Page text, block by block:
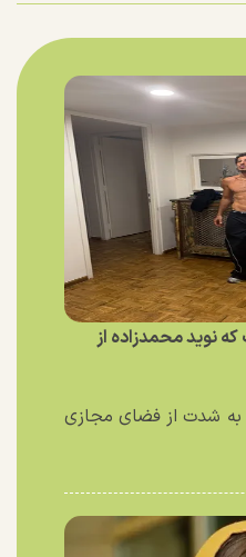
نوید محمدزاده از
به شدت از فضای مجازی